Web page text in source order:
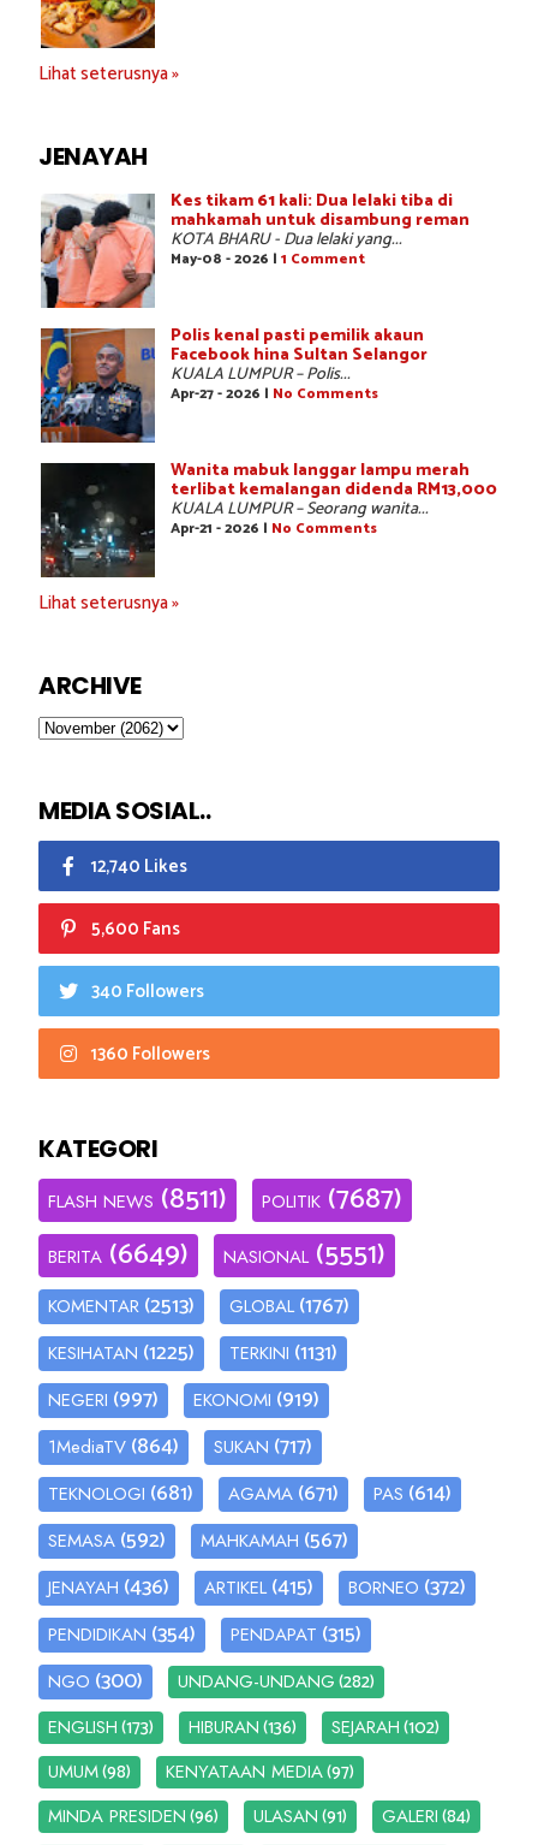
Lihat seterusnya »
JENAYAH
Kes tikam 61 kali: Dua lelaki tiba di
mahkamah untuk disambung reman
KOTA BHARU - Dua lelaki yang...
May-08 - 2026 | 1 Comment
Polis kenal pasti pemilik akaun
Facebook hina Sultan Selangor
KUALA LUMPUR – Polis...
Apr-27 - 2026 | No Comments
Wanita mabuk langgar lampu merah
terlibat kemalangan didenda RM13,000
KUALA LUMPUR – Seorang wanita...
Apr-21 - 2026 | No Comments
Lihat seterusnya »
ARCHIVE
MEDIA SOSIAL..
12,740 Likes
5,600 Fans
340 Followers
1360 Followers
KATEGORI
FLASH NEWS (8511) POLITIK (7687)
BERITA (6649) NASIONAL (5551)
KOMENTAR (2513) GLOBAL (1767)
KESIHATAN (1225) TERKINI (1131)
NEGERI (997) EKONOMI (919)
1MediaTV (864) SUKAN (717)
TEKNOLOGI (681) AGAMA (671) PAS (614)
SEMASA (592) MAHKAMAH (567)
JENAYAH (436) ARTIKEL (415) BORNEO (372)
PENDIDIKAN (354) PENDAPAT (315)
NGO (300) UNDANG-UNDANG(282)
ENGLISH(173) HIBURAN(136) SEJARAH(102)
UMUM(98) KENYATAAN MEDIA(97)
MINDA PRESIDEN(96) ULASAN(91) GALERI(84)